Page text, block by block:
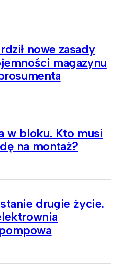
nowe zasady
magazynu
w bloku. Kto musi
na montaż?
drugie życie.